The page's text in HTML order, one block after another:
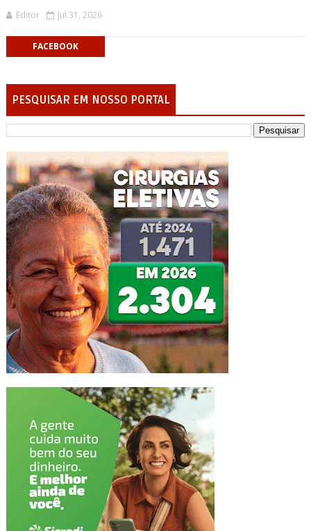
Editor Jul 31, 2026
FACEBOOK
PESQUISAR EM NOSSO PORTAL